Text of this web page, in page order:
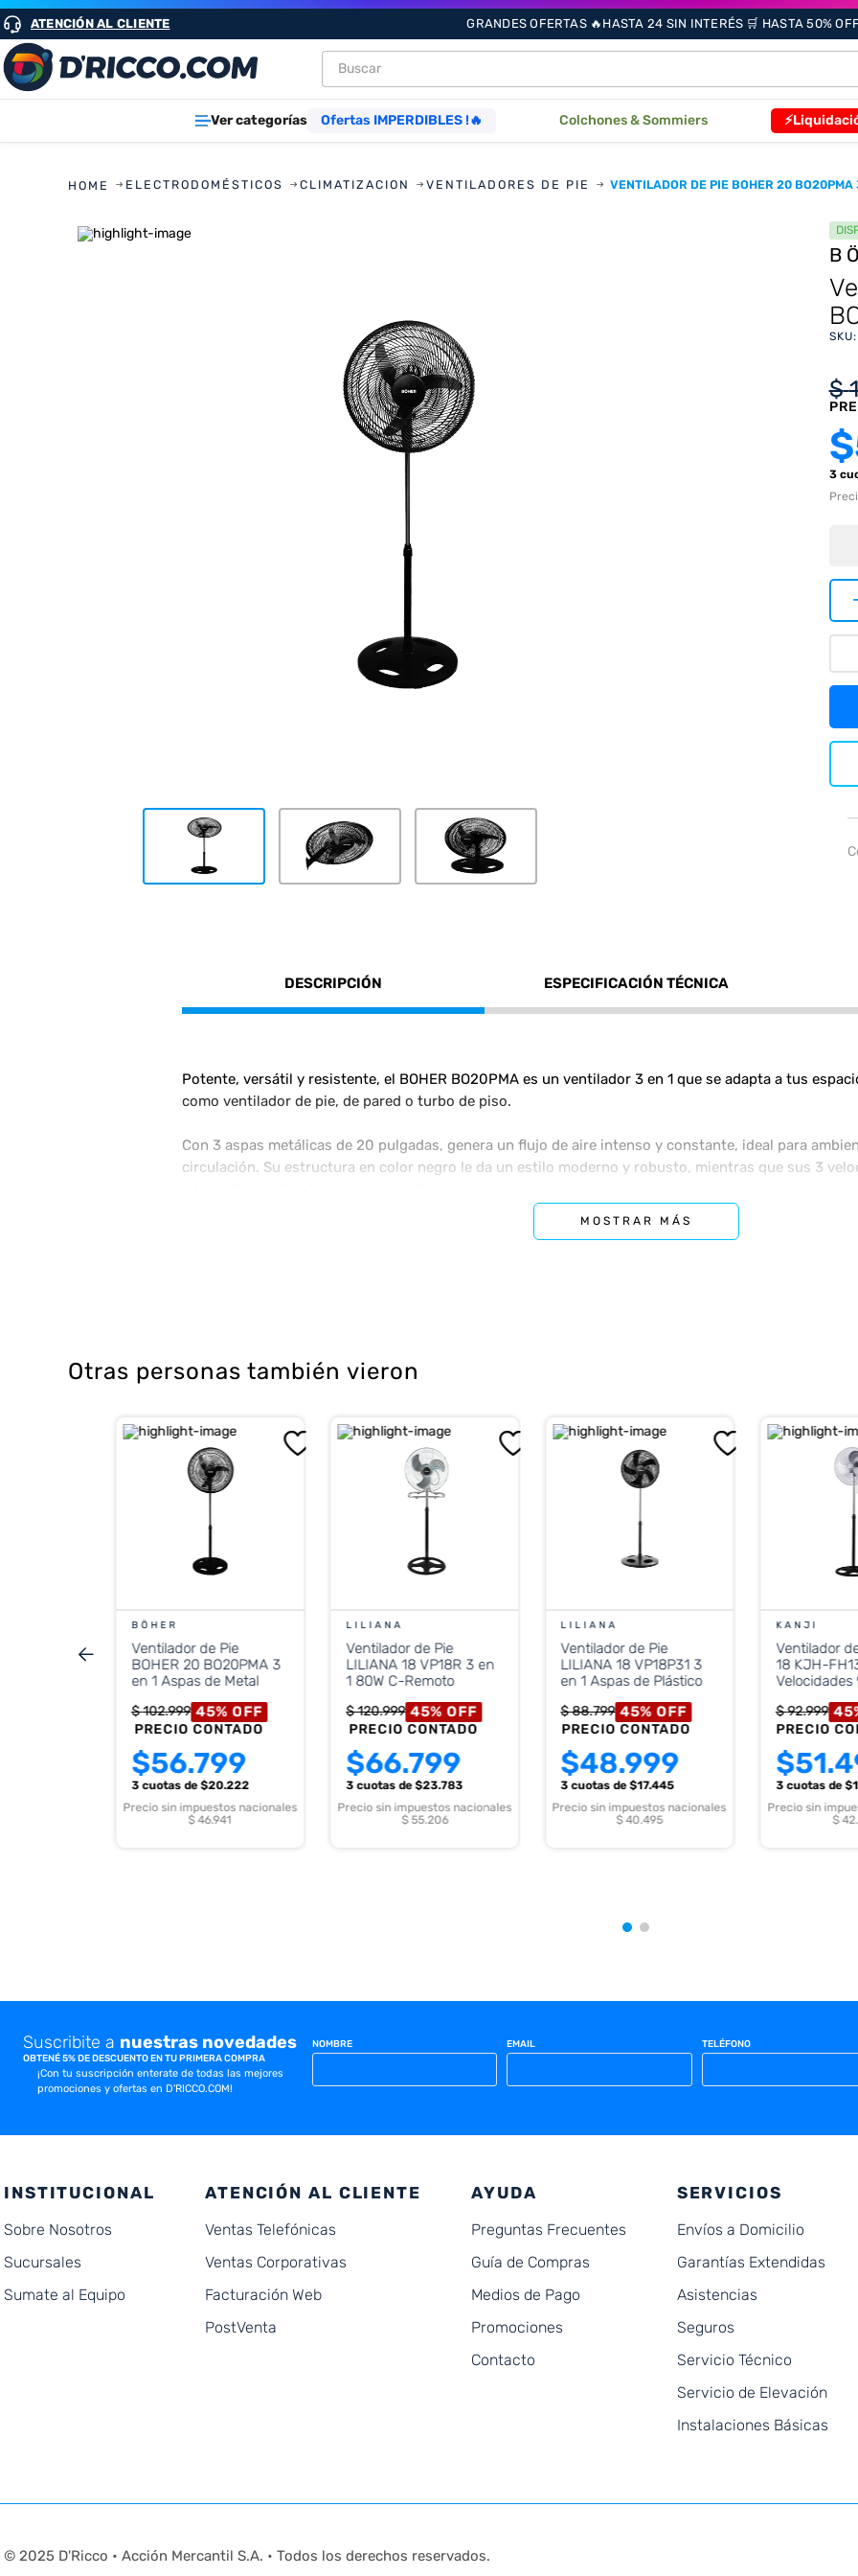
ATENCIÓN AL CLIENTE GRANDES OFERTAS 🔥HASTA 24 SIN INTERÉS 🛒 HASTA 50% OFF
Buscar
Ver categorías Ofertas IMPERDIBLES !🔥 Colchones & Sommiers
ELECTRODOMÉSTICOS CLIMATIZACION VENTILADORES DE PIE VENTILADOR DE PIE BOHER 20 BO20PMA
SKU:
$
$
3
DESCRIPCIÓN ESPECIFICACIÓN TÉCNICA
Potente, versátil y resistente, el BOHER BO20PMA es un ventilador 3 en 1 que se adapta a tus
como ventilador de pie, de pared o turbo de piso.
Con 3 aspas metálicas de 20 pulgadas, genera un flujo de aire intenso y constante, ideal para
circulación. Su estructura en color negro le da un estilo moderno y robusto, mientras que sus 3
Base estable y desmontable
Motor potente y silencioso
Ideal para quienes buscan rendimiento, durabilidad y flexibilidad en ventilación.
MOSTRAR MÁS
Otras personas también vieron
nacionales
BÖHER
Ventilador de Pie
BOHER 20 BO20PMA 3
en 1 Aspas de Metal
$102.999 45%OFF
PRECIO CONTADO
$56.799
3 cuotas de $20.222
Precio sin impuestos nacionales
$ 46.941
LILIANA
Ventilador de Pie
LILIANA 18 VP18R 3 en
1 80W C-Remoto
$120.999 45% OFF
PRECIO CONTADO
$66.799
3 cuotasde $23.783
Precio sin impuestos nacionales
$ 55.206
LILIANA
Ventilador de Pie
LILIANA 18 VP18P31 3
en 1 Aspas de Plástico
$88.799 45% OFF
PRECIO CONTADO
$48.999
3 cuotasde $17.445
Precio sin impuestos nacionales
$ 40.495
KANJI
Ventilador
18 KJH-
Velocidades 90W
$92.999 45
PRECIO
$
3 cuotas de $
Precio sin
$
Suscribite a nuestras novedades
OBTENÉ 5% DE DESCUENTO EN TU PRIMERA COMPRA
¡Con tu suscripción enterate de todas las mejores
promociones y ofertas en D'RICCO.COM!
NOMBRE EMAIL TELÉFONO
INSTITUCIONAL
Sobre Nosotros
Sucursales
Sumate al Equipo
ATENCIÓN AL CLIENTE
Ventas Telefónicas
Ventas Corporativas
Facturación Web
PostVenta
AYUDA
Preguntas Frecuentes
Guía de Compras
Medios de Pago
Promociones
Contacto
SERVICIOS
Envíos a Domicilio
Garantías Extendidas
Asistencias
Seguros
Servicio Técnico
Servicio de Elevación
Instalaciones Básicas
© 2025 D'Ricco • Acción Mercantil S.A. • Todos los derechos reservados.
TÉRMINOS MÁS BUSCADOS
1. heladeras
termotanque
8. heladera
9. freidora aire
placard